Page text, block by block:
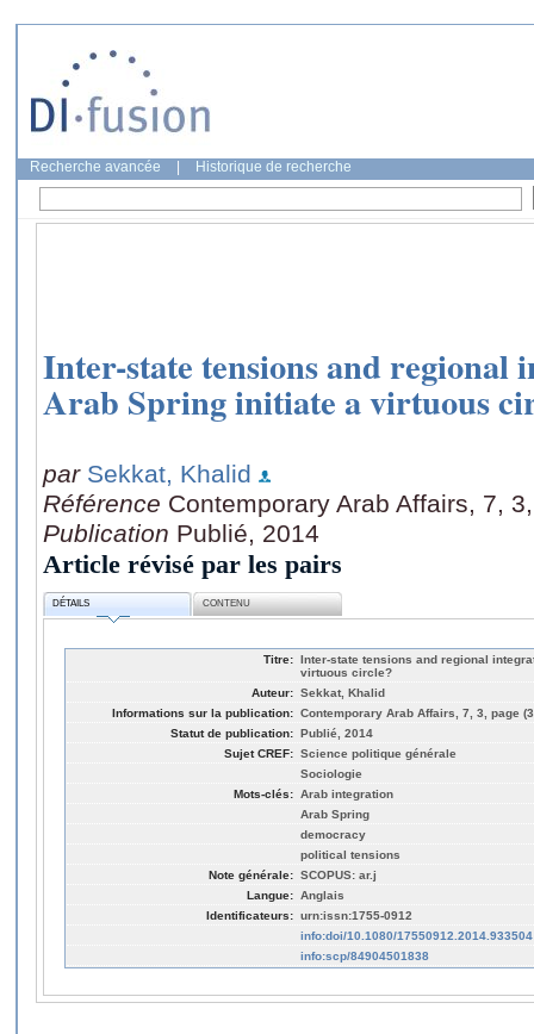
Recherche avancée Historique de recherche
Inter-state tensions and regional
Arab Spring initiate a virtuous
par Sekkat, Khalid
Référence Contemporary Arab Affairs, 7,
Publication Publié, 2014
Article révisé par les pairs
DÉTAILS CONTENU
Titre: Inter-state tensions and regional
virtuous circle?
Auteur: Sekkat, Khalid
Informations sur la publication: Contemporary Arab Affairs, 7, 3, page
Statut de publication: Publié, 2014
Sujet CREF: Science politique générale
Sociologie
Mots-clés: Arab integration
Arab Spring
democracy
political tensions
Note générale: SCOPUS: ar.j
Langue: Anglais
Identificateurs: urn:issn:1755-0912
info:doi/10.1080/17550912.2014.933504
info:scp/84904501838